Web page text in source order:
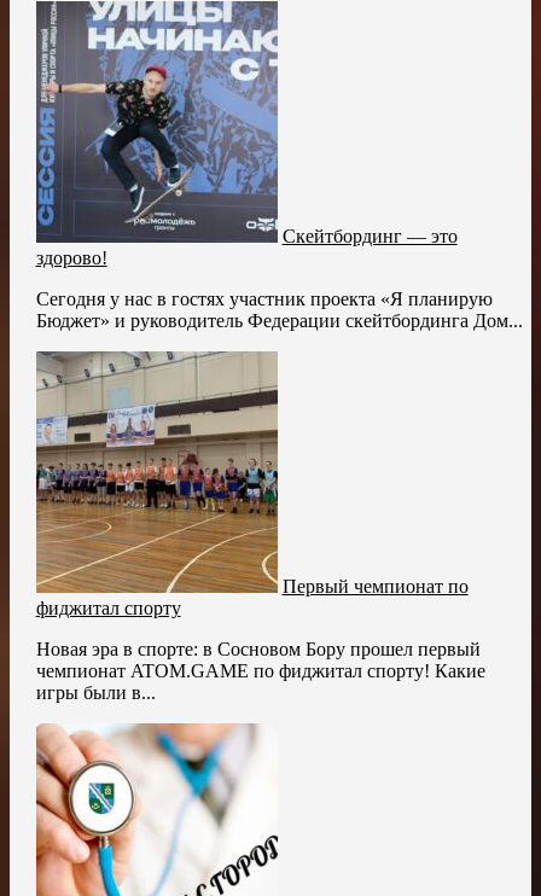
Скейтбординг — это
здорово!
Сегодня у нас в гостях участник проекта «Я планирую
Бюджет» и руководитель Федерации скейтбординга Дом...
Первый чемпионат по
фиджитал спорту
Новая эра в спорте: в Сосновом Бору прошел первый
чемпионат ATOM.GAME по фиджитал спорту! Какие
игры были в...